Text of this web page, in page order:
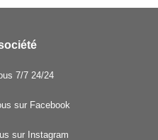
7/7 24/24
sur Facebook
sur Instagram